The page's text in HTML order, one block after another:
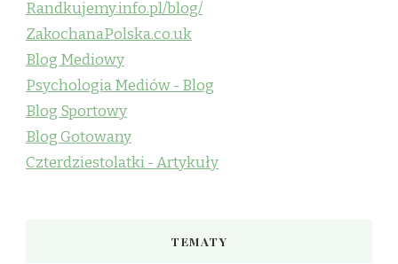
Randkujemy.info.pl/blog/
ZakochanaPolska.co.uk
Blog Mediowy
Psychologia Mediów - Blog
Blog Sportowy
Blog Gotowany
Czterdziestolatki - Artykuły
TEMATY